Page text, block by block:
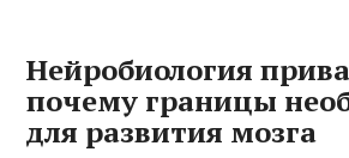
Нейробиология
почему границы
для развития мозга